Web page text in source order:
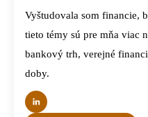
Vyštudovala som financie,
tieto témy sú pre mňa viac
bankový trh, verejné
doby.